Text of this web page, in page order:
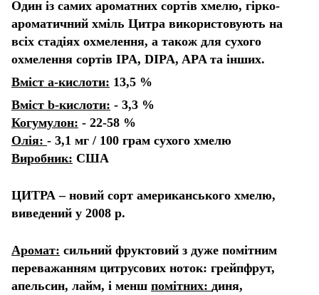
Один із самих ароматних сортів хмелю, гірко-
ароматичний хміль Цитра використовують на
всіх стадіях охмелення, а також для сухого
охмелення сортів IPA, DIPA, APA та інших.
Вміст а-кислоти: 13,5 %
Вміст b-кислоти: - 3,3 %
Когумулон: - 22-58 %
Олія: - 3,1 мг / 100 грам сухого хмелю
Виробник: США
ЦИТРА – новий сорт американського хмелю,
виведений у 2008 р.
Аромат: сильний фруктовий з дуже помітним
переважанням цитрусових ноток: грейпфрут,
апельсин, лайм, і менш помітних: диня,